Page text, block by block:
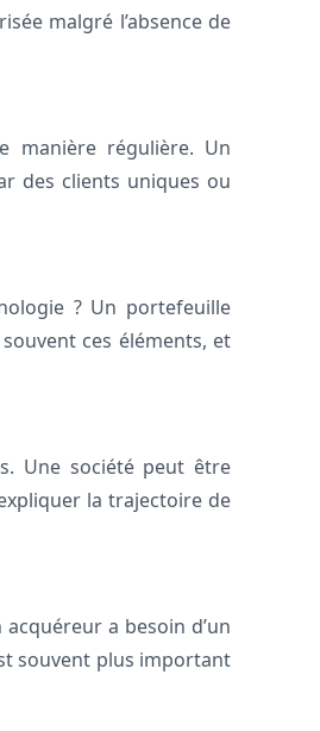
malgré l’absence de
manière régulière. Un
des clients uniques ou
? Un portefeuille
ces éléments, et
Une société peut être
la trajectoire de
a besoin d’un
souvent plus important